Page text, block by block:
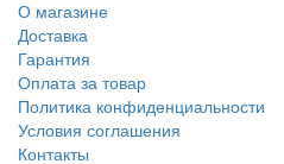
О магазине
Доставка
Гарантия
Оплата за товар
Политика конфиденциальности
Условия соглашения
Контакты